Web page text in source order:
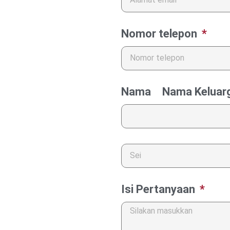
Nomor telepon
Nama Nama
Isi Pertanyaan